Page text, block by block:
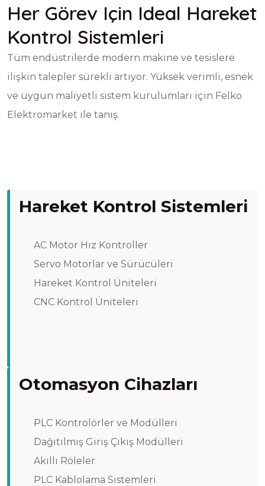
Her Görev Için Ideal Hareket
Kontrol Sistemleri
Tüm endüstrilerde modern makine ve tesislere
ilişkin talepler sürekli artıyor. Yüksek verimli, esnek
ve uygun maliyetli sistem kurulumları için Felko
Elektromarket ile tanış.
Hareket Kontrol Sistemleri
AC Motor Hız Kontroller
Servo Motorlar ve Sürücüleri
Hareket Kontrol Üniteleri
CNC Kontrol Üniteleri
Otomasyon Cihazları
PLC Kontrolörler ve Modülleri
Dağıtılmış Giriş Çıkış Modülleri
Akıllı Röleler
PLC Kablolama Sistemleri